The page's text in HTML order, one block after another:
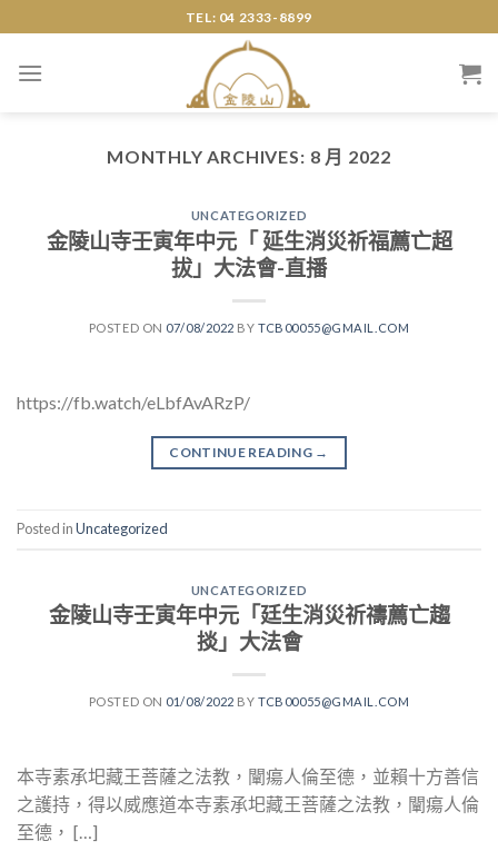
to
content
TEL: 04 2333-8899
MONTHLY ARCHIVES: 8 月 2022
UNCATEGORIZED
金陵山寺壬寅年中元「 延生消災祈福薦亡超
拔」大法會-直播
POSTED ON 07/08/2022 BYTCB00055@GMAIL.COM
https://fb.watch/eLbfAvARzP/
CONTINUE READING →
Posted inUncategorized
UNCATEGORIZED
金陵山寺壬寅年中元「廷生消災祈禱薦亡趨
掞」大法會
POSTED ON 01/08/2022 BYTCB00055@GMAIL.COM
本寺素承圯藏王菩薩之法教，闡瘍人倫至德，並賴十方善信
之護持，得以威應道本寺素承圯藏王菩薩之法教，闡瘍人倫
至德， […]